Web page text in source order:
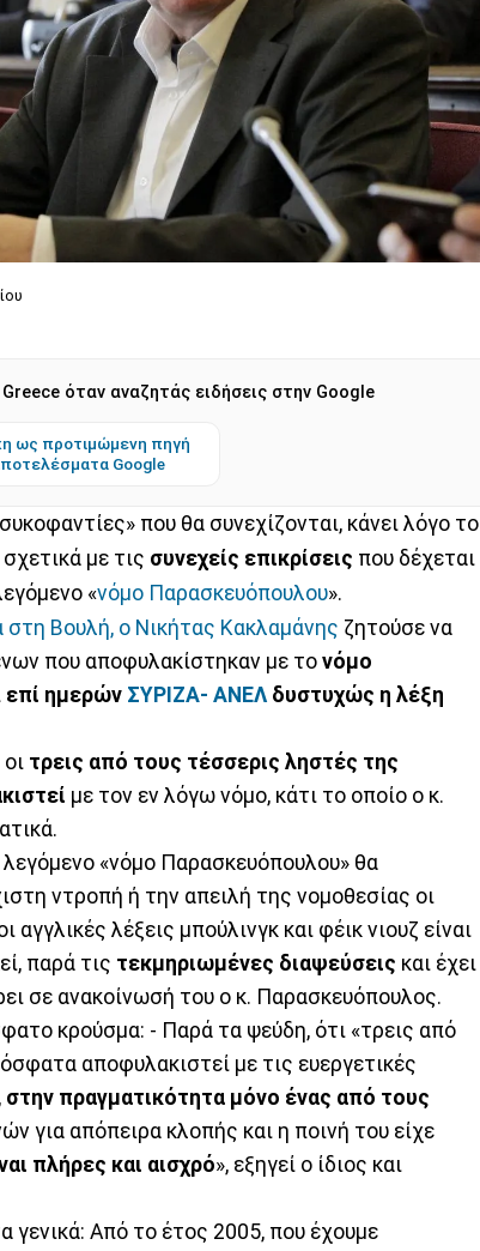
όταν αναζητάς ειδήσεις στην Google
ως προτιμώμενη πηγή
Google
που θα συνεχίζονται, κάνει λόγο το
σχετικά με τις συνεχείς επικρίσεις που δέχεται
«νόμο Παρασκευόπουλου».
Βουλή, ο Νικήτας Κακλαμάνης ζητούσε να
που αποφυλακίστηκαν με το νόμο
επί ημερών ΣΥΡΙΖΑ- ΑΝΕΛ δυστυχώς η λέξη
τρεις από τους τέσσερις ληστές της
με τον εν λόγω νόμο, κάτι το οποίο ο κ.
λεγόμενο «νόμο Παρασκευόπουλου» θα
ντροπή ή την απειλή της νομοθεσίας οι
αγγλικές λέξεις μπούλινγκ και φέικ νιουζ είναι
παρά τις τεκμηριωμένες διαψεύσεις και έχει
σε ανακοίνωσή του ο κ. Παρασκευόπουλος.
κρούσμα: - Παρά τα ψεύδη, ότι «τρεις από
αποφυλακιστεί με τις ευεργετικές
στην πραγματικότητα μόνο ένας από τους
για απόπειρα κλοπής και η ποινή του είχε
πλήρες και αισχρό», εξηγεί ο ίδιος και
γενικά: Από το έτος 2005, που έχουμε